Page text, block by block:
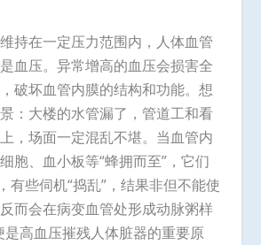
持在一定压力范围内，人体血管
血压。异常增高的血压会损害全
破坏血管内膜的结构和功能。想
：大楼的水管漏了，管道工和看
，场面一定混乱不堪。当血管内
胞、血小板等“蜂拥而至”，它们
有些伺机“捣乱”，结果非但不能使
而会在病变血管处形成动脉粥样
是高血压摧残人体脏器的重要原